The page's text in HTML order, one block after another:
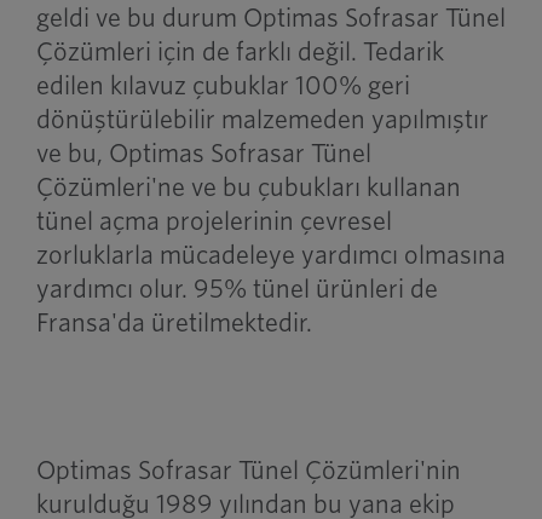
geldi ve bu durum Optimas Sofrasar Tünel
Çözümleri için de farklı değil. Tedarik
edilen kılavuz çubuklar 100% geri
dönüştürülebilir malzemeden yapılmıştır
ve bu, Optimas Sofrasar Tünel
Çözümleri'ne ve bu çubukları kullanan
tünel açma projelerinin çevresel
zorluklarla mücadeleye yardımcı olmasına
yardımcı olur. 95% tünel ürünleri de
Fransa'da üretilmektedir.
Optimas Sofrasar Tünel Çözümleri'nin
kurulduğu 1989 yılından bu yana ekip